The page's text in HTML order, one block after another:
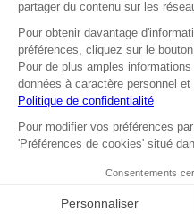
Mentions légales
Cookies
Facebook